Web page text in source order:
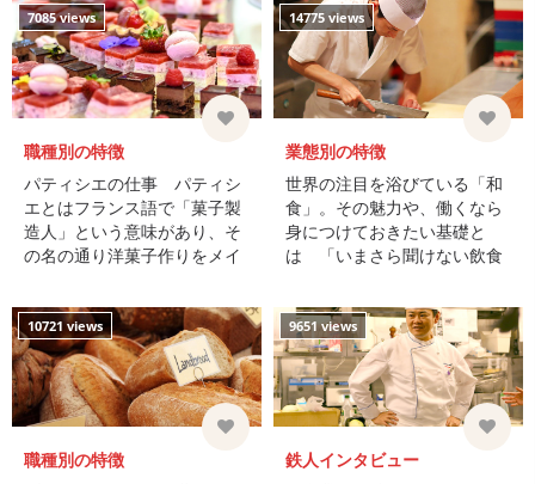
7085 views
職種別の特徴
パティシエの仕事 パティシ
エとはフランス語で「菓子製
造人」という意味があり、そ
の名の通り洋菓子作りをメイ
門店だ ...
14775 views
業態別の特徴
世界の注目を浴びている「和
食」。その魅力や、働くなら
身につけておきたい基礎と
は 「いまさら聞けない飲食
四季に合わせた旬の食材を使
い、素材の味、地域性を活か
した味付けが ...
10721 views
職種別の特徴
9651 views
鉄人インタビュー